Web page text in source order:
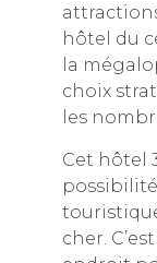
hôtel du
la
choix
les
Cet hôtel
cher.